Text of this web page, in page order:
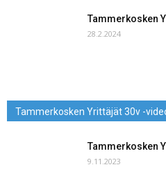
Tammerkosken
28.2.2024
Tammerkosken Yrittäjät 30v -
Tammerkosken
9.11.2023